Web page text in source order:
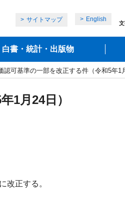
サイトマップ English
白書・統計・出版物
認可基準の一部を改正する件（令和5年1
1月24日）
改正する。